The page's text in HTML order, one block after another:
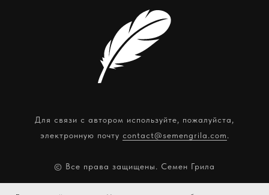
Для связи с автором используйте, пожалуйста,
электронную почту contact@semengrila.com.
© Все права защищены. Семен Грила